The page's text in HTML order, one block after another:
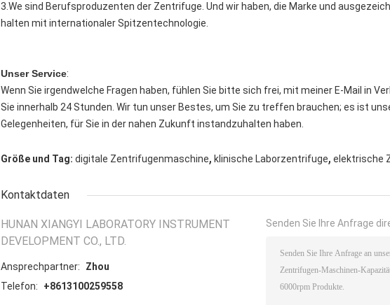
3.We sind Berufsproduzenten der Zentrifuge. Und wir haben, die Marke und
halten mit internationaler Spitzentechnologie.
Unser Service:
Wenn Sie irgendwelche Fragen haben, fühlen Sie bitte sich frei, mit meiner E-Mail in
Sie innerhalb 24 Stunden. Wir tun unser Bestes, um Sie zu treffen brauchen; es ist
Gelegenheiten, für Sie in der nahen Zukunft instandzuhalten haben.
Größe und Tag: digitale Zentrifugenmaschine, klinische Laborzentrifuge, elektrische
Kontaktdaten
HUNAN XIANGYI LABORATORY INSTRUMENT
DEVELOPMENT CO., LTD.
Ansprechpartner:
Zhou
Telefon:
+8613100259558
Senden Sie Ihre Anfrage